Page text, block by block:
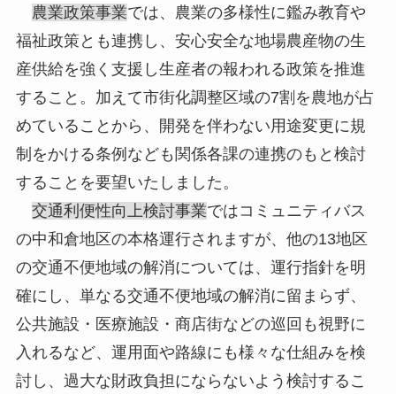
農業政策事業では、農業の多様性に鑑み教育や
福祉政策とも連携し、安心安全な地場農産物の生
産供給を強く支援し生産者の報われる政策を推進
すること。加えて市街化調整区域の7割を農地が占
めていることから、開発を伴わない用途変更に規
制をかける条例なども関係各課の連携のもと検討
することを要望いたしました。
交通利便性向上検討事業ではコミュニティバス
の中和倉地区の本格運行されますが、他の13地区
の交通不便地域の解消については、運行指針を明
確にし、単なる交通不便地域の解消に留まらず、
公共施設・医療施設・商店街などの巡回も視野に
入れるなど、運用面や路線にも様々な仕組みを検
討し、過大な財政負担にならないよう検討するこ